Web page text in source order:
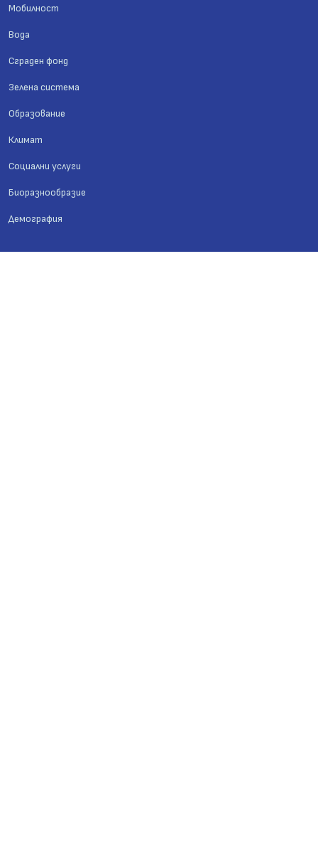
Мобилност
Вода
Сграден фонд
Зелена система
Образование
Климат
Социални услуги
Биоразнообразие
Демография